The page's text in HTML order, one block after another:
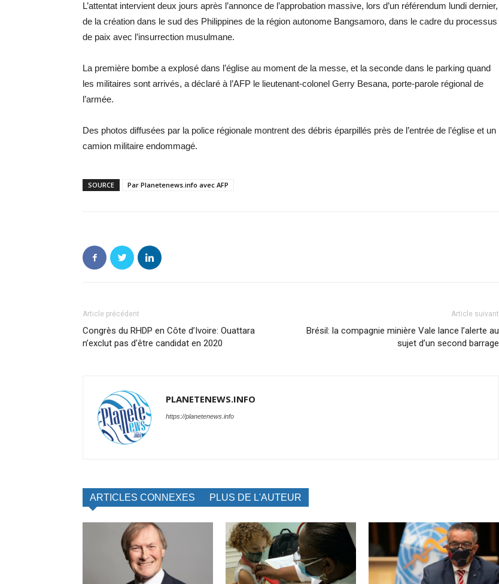
L’attentat intervient deux jours après l’annonce de l’approbation massive, lors d’un référendum lundi dernier,
de la création dans le sud des Philippines de la région autonome Bangsamoro, dans le cadre du processus
de paix avec l’insurrection musulmane.
La première bombe a explosé dans l’église au moment de la messe, et la seconde dans le parking quand
les militaires sont arrivés, a déclaré à l’AFP le lieutenant-colonel Gerry Besana, porte-parole régional de
l’armée.
Des photos diffusées par la police régionale montrent des débris éparpillés près de l’entrée de l’église et un
camion militaire endommagé.
SOURCE Par Planetenews.info avec AFP
Article précédent
Congrès du RHDP en Côte d’Ivoire: Ouattara
n’exclut pas d’être candidat en 2020
Article suivant
Brésil: la compagnie minière Vale lance l’alerte au
sujet d’un second barrage
PLANETENEWS.INFO
https://planetenews.info
ARTICLES CONNEXES PLUS DE L'AUTEUR